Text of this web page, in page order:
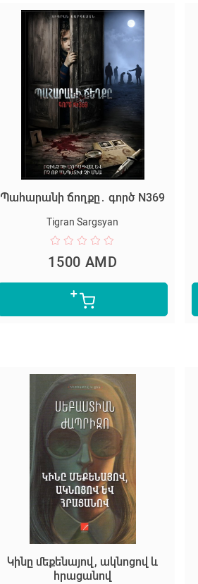
Պահարանի ճողքը․ գործ N369
Tigran Sargsyan
1500 AMD
Կինը մեքենայով, ակնոցով և
հրացանով